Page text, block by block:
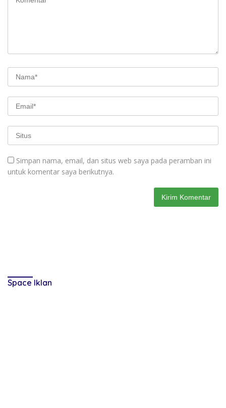
Simpan nama, email, dan situs web saya pada peramban ini
untuk komentar saya berikutnya.
Space Iklan